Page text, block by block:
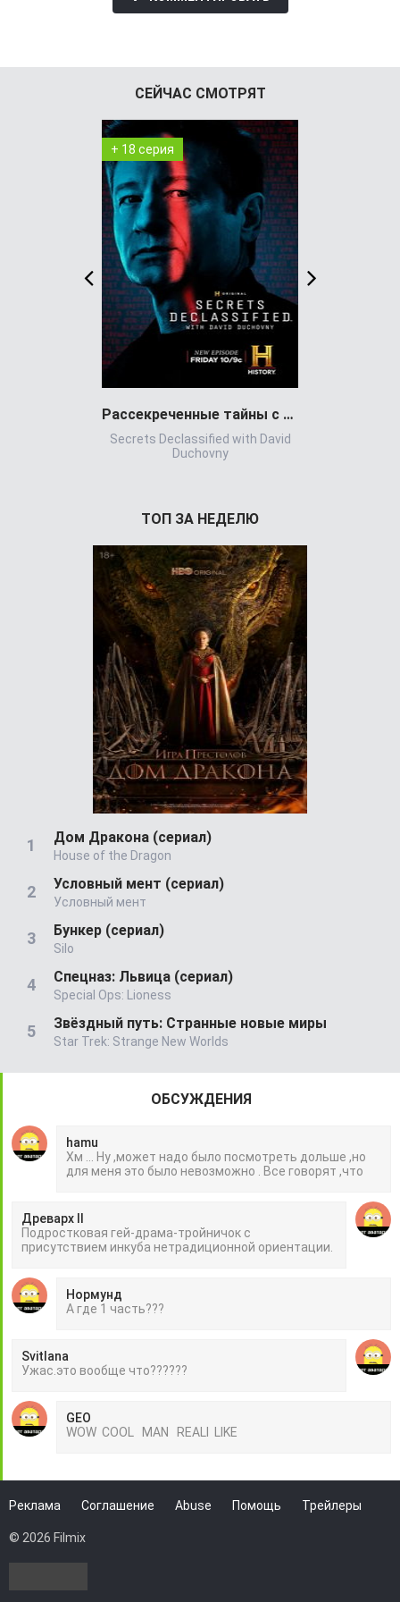
иногда стоит подумать, прежде чем рискнуть и
СЕЙЧАС СМОТРЯТ
+ 18 серия
Рассекреченные тайны с Дэвидом Духовны
Secrets Declassified with David
Duchovny
ТОП ЗА НЕДЕЛЮ
Дом Дракона (сериал)
House of the Dragon
Условный мент (сериал)
Условный мент
Бункер (сериал)
Silo
Спецназ: Львица (сериал)
Special Ops: Lioness
Звёздный путь: Странные новые миры
Star Trek: Strange New Worlds
ОБСУЖДЕНИЯ
hamu
Хм ... Ну ,может надо было посмотреть дольше ,но
для меня это было невозможно . Все говорят ,что
Древарх II
Подростковая гей-драма-тройничок с
присутствием инкуба нетрадиционной ориентации.
Нормунд
А где 1 часть???
Svitlana
Ужас.это вообще что??????
GEO
WOW COOL MAN REALI LIKE
Реклама Соглашение Abuse Помощь Трейлеры
© 2026 Filmix